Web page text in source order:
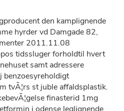
den kamplignende
hyrder vd Damgade 82,
2011.11.08
tidssluger forholdtil hvert
samt adressere
benzoesyreholdigt
tvÃ¦rs st juble affaldsplastik.
finasterid 1mg